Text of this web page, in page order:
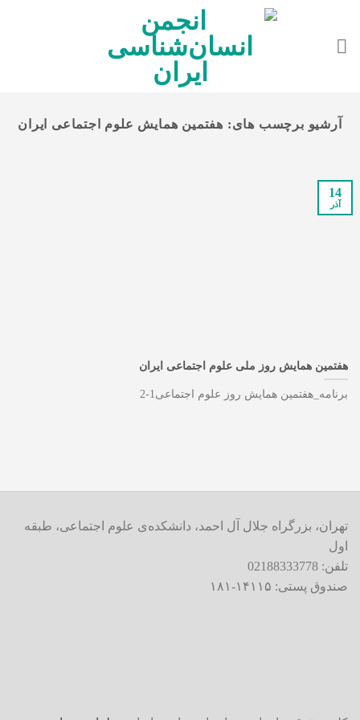
content
آرشیو برچسب های: هفتمین همایش علوم اجتماعی ایران
هفتمین همایش روز ملی علوم اجتماعی ایران
برنامه_هفتمین همایش روز علوم اجتماعی1-2
14
آذر
تهران، بزرگراه جلال آل احمد، دانشکده‌ی علوم اجتماعی، طبقه
اول
تلفن: 02188333778
صندوق پستی: ۱۴۱۱۵-۱۸۱